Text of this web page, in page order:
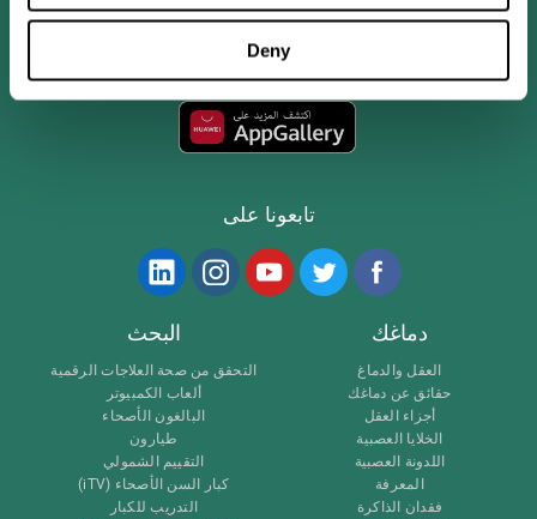
Deny
تابعونا على
دماغك
العقل والدماغ
حقائق عن دماغك
أجزاء العقل
الخلايا العصبية
اللدونة العصبية
المعرفة
فقدان الذاكرة
البحث
التحقق من صحة العلاجات الرقمية
ألعاب الكمبيوتر
البالغون الأصحاء
طيارون
التقييم الشمولي
كبار السن الأصحاء (iTV)
التدريب للكبار